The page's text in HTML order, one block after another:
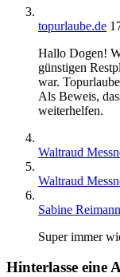
topurlaube.de
Hallo Dogen!
günstigen
war.
Als Beweis,
weiterhelfen.
Waltraud
Waltraud
Sabine Reimann
Super immer
Hinterlasse eine